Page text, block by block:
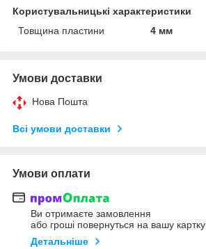
Користувальницькі характеристики
Товщина пластини
4 мм
Умови доставки
Нова Пошта
Всі умови доставки
Умови оплати
Ви отримаєте замовлення
або гроші повернуться на вашу картку
Детальніше